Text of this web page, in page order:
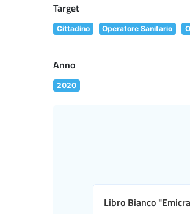
Target
Cittadino Operatore Sanitario
Anno
2020
Libro Bianco